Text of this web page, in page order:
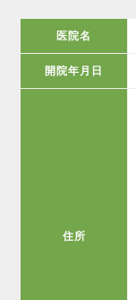
医院名
開院年月日
住所